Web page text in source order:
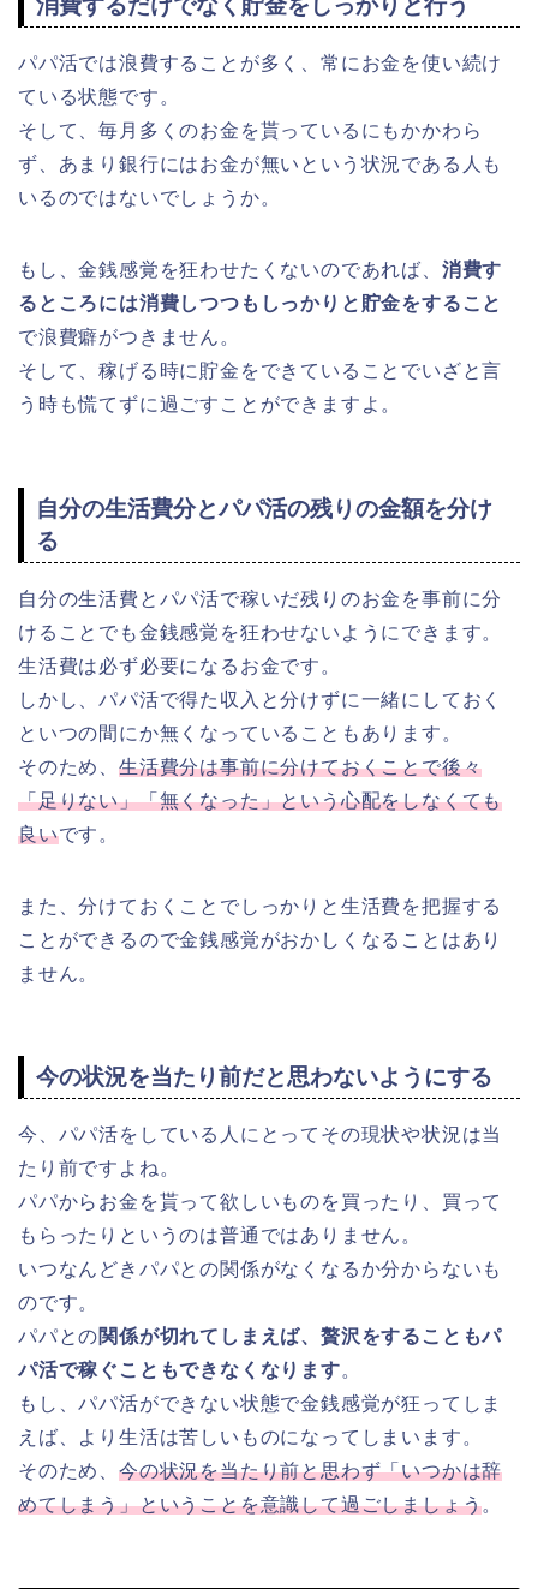
消費するだけでなく貯金をしっかりと行う
パパ活では浪費することが多く、常にお金を使い続け
ている状態です。
そして、毎月多くのお金を貰っているにもかかわら
ず、あまり銀行にはお金が無いという状況である人も
いるのではないでしょうか。
もし、金銭感覚を狂わせたくないのであれば、 消費す
るところには消費しつつもしっかりと貯金をすること
で浪費癖がつきません。
そして、稼げる時に貯金をできていることでいざと言
う時も慌てずに過ごすことができますよ。
自分の生活費分とパパ活の残りの金額を分け
る
自分の生活費とパパ活で稼いだ残りのお金を事前に分
けることでも金銭感覚を狂わせないようにできます。
生活費は必ず必要になるお金です。
しかし、パパ活で得た収入と分けずに一緒にしておく
といつの間にか無くなっていることもあります。
そのため、 生活費分は事前に分けておくことで後々
「足りない」「無くなった」という心配をしなくても
良いです。
また、分けておくことでしっかりと生活費を把握する
ことができるので金銭感覚がおかしくなることはあり
ません。
今の状況を当たり前だと思わないようにする
今、パパ活をしている人にとってその現状や状況は当
たり前ですよね。
パパからお金を貰って欲しいものを買ったり、買って
もらったりというのは普通ではありません。
いつなんどきパパとの関係がなくなるか分からないも
のです。
パパとの関係が切れてしまえば、贅沢をすることもパ
パ活で稼ぐこともできなくなります。
もし、パパ活ができない状態で金銭感覚が狂ってしま
えば、より生活は苦しいものになってしまいます。
そのため、 今の状況を当たり前と思わず「いつかは辞
めてしまう」ということを意識して過ごしましょう。